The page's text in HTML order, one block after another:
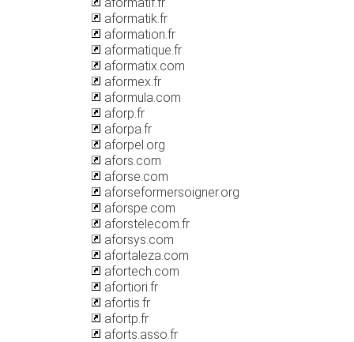
aformatik.fr
aformation.fr
aformatique.fr
aformatix.com
aformex.fr
aformula.com
aforp.fr
aforpa.fr
aforpel.org
afors.com
aforse.com
aforseformersoigner.org
aforspe.com
aforstelecom.fr
aforsys.com
afortaleza.com
afortech.com
afortiori.fr
afortis.fr
afortp.fr
aforts.asso.fr